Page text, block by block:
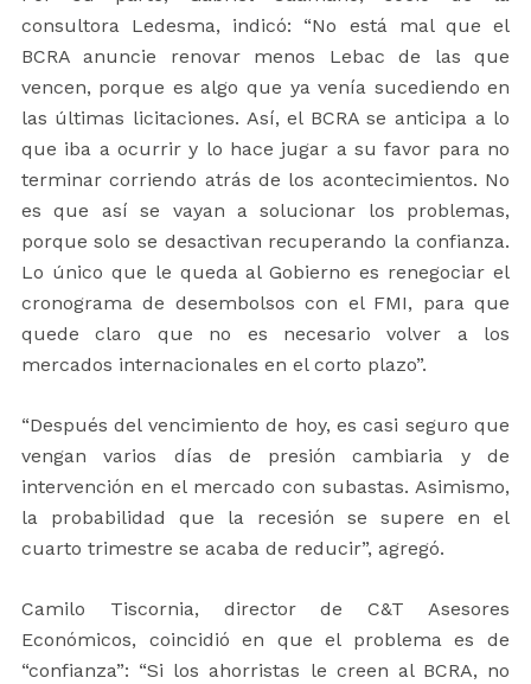
consultora Ledesma, indicó: “No está mal que el
BCRA anuncie renovar menos Lebac de las que
vencen, porque es algo que ya venía sucediendo en
las últimas licitaciones. Así, el BCRA se anticipa a lo
que iba a ocurrir y lo hace jugar a su favor para no
terminar corriendo atrás de los acontecimientos. No
es que así se vayan a solucionar los problemas,
porque solo se desactivan recuperando la confianza.
Lo único que le queda al Gobierno es renegociar el
cronograma de desembolsos con el FMI, para que
quede claro que no es necesario volver a los
mercados internacionales en el corto plazo”.
“Después del vencimiento de hoy, es casi seguro que
vengan varios días de presión cambiaria y de
intervención en el mercado con subastas. Asimismo,
la probabilidad que la recesión se supere en el
cuarto trimestre se acaba de reducir”, agregó.
Camilo Tiscornia, director de C&T Asesores
Económicos, coincidió en que el problema es de
“confianza”: “Si los ahorristas le creen al BCRA, no